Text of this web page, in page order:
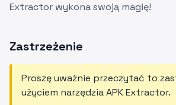
Extractor wykona swoją magię!
Zastrzeżenie
Proszę uważnie przeczytać to
użyciem narzędzia APK Extractor.